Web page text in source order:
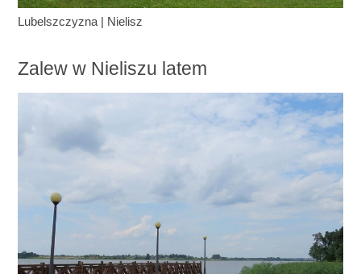
Lubelszczyzna| Nielisz
Zalew w Nieliszu latem